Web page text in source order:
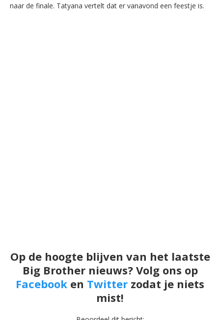
naar de finale. Tatyana vertelt dat er vanavond een feestje is.
Op de hoogte blijven van het laatste
Big Brother nieuws? Volg ons op
Facebook en Twitter zodat je niets
mist!